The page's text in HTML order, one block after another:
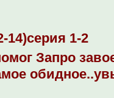
14)серия 1-2
Запро